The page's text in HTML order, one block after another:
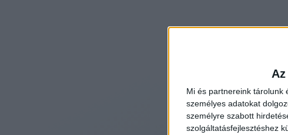
Mi és partnereink tárolunk
személyes adatokat
személyre szabott
szolgáltatásfejlesztéshez